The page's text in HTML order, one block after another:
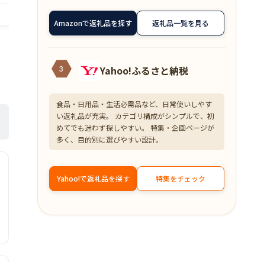
Amazonで返礼品を探す 返礼品一覧を見る
3 Yahoo!ふるさと納税
食品・日用品・生活必需品など、日常使いしやす
い返礼品が充実。 カテゴリ構成がシンプルで、初
めてでも迷わず探しやすい。 特集・企画ページが
多く、目的別に選びやすい設計。
Yahoo!で返礼品を探す 特集をチェック